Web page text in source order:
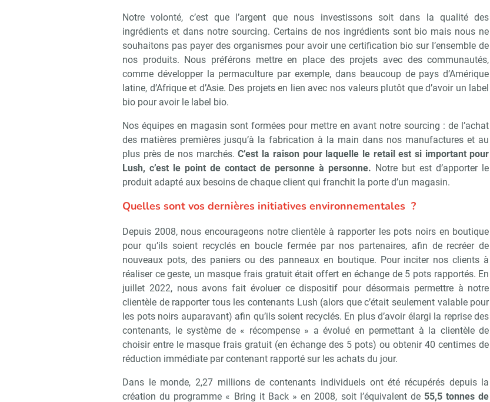
Notre volonté, c’est que l’argent que nous investissons soit dans la qualité des
ingrédients et dans notre sourcing. Certains de nos ingrédients sont bio mais nous ne
souhaitons pas payer des organismes pour avoir une certification bio sur l’ensemble de
nos produits. Nous préférons mettre en place des projets avec des communautés,
comme développer la permaculture par exemple, dans beaucoup de pays d’Amérique
latine, d’Afrique et d’Asie. Des projets en lien avec nos valeurs plutôt que d’avoir un label
bio pour avoir le label bio.
Nos équipes en magasin sont formées pour mettre en avant notre sourcing : de l’achat
des matières premières jusqu’à la fabrication à la main dans nos manufactures et au
plus près de nos marchés.C’est la raison pour laquelle le retail est si important pour
Lush, c’est le point de contact de personne à personne. Notre but est d’apporter le
produit adapté aux besoins de chaque client qui franchit la porte d’un magasin.
Quelles sont vos dernières initiatives environnementales ?
Depuis 2008, nous encourageons notre clientèle à rapporter les pots noirs en boutique
pour qu’ils soient recyclés en boucle fermée par nos partenaires, afin de recréer de
nouveaux pots, des paniers ou des panneaux en boutique. Pour inciter nos clients à
réaliser ce geste, un masque frais gratuit était offert en échange de 5 pots rapportés. En
juillet 2022, nous avons fait évoluer ce dispositif pour désormais permettre à notre
clientèle de rapporter tous les contenants Lush (alors que c’était seulement valable pour
les pots noirs auparavant) afin qu’ils soient recyclés. En plus d’avoir élargi la reprise des
contenants, le système de « récompense » a évolué en permettant à la clientèle de
choisir entre le masque frais gratuit (en échange des 5 pots) ou obtenir 40 centimes de
réduction immédiate par contenant rapporté sur les achats du jour.
Dans le monde, 2,27 millions de contenants individuels ont été récupérés depuis la
création du programme « Bring it Back » en 2008, soit l’équivalent de 55,5 tonnes de